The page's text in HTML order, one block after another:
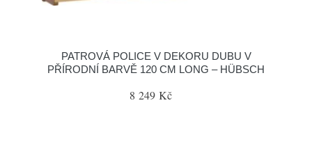
PATROVÁ POLICE V DEKORU DUBU V
PŘÍRODNÍ BARVĚ 120 CM LONG – HÜBSCH
8 249 Kč